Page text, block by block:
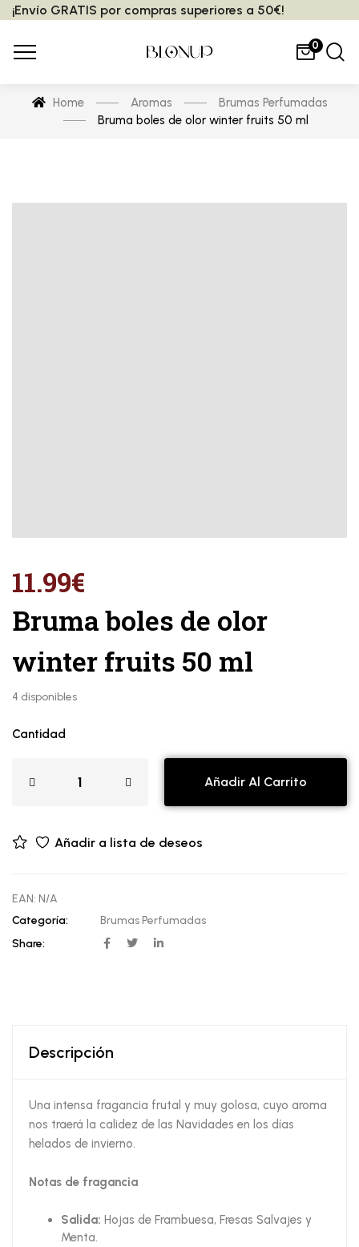
¡Envío GRATIS por compras superiores a 50€!
0
Home Aromas
Brumas Perfumadas
Bruma boles de olor winter fruits 50 ml
11.99€
Bruma boles de olor
winter fruits 50 ml
4 disponibles
Cantidad
Añadir Al Carrito
Añadir a lista de deseos
EAN: N/A
Categoría:
Brumas Perfumadas
Share:
Descripción
Una intensa fragancia frutal y muy golosa, cuyo aroma
nos traerá la calidez de las Navidades en los días
helados de invierno.
Notas de fragancia
Salida: Hojas de Frambuesa, Fresas Salvajes y
Menta.